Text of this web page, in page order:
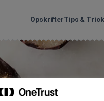
OpskrifterTips &
Arctic Import
Gem
Lad ikke en eneste